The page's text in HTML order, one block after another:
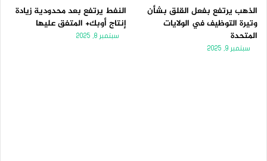
الذهب يرتفع بفعل القلق بشأن
وتيرة التوظيف في الولايات
المتحدة
سبتمبر 9, 2025
النفط يرتفع بعد محدودية زيادة
إنتاج أوبك+ المتفق عليها
سبتمبر 8, 2025